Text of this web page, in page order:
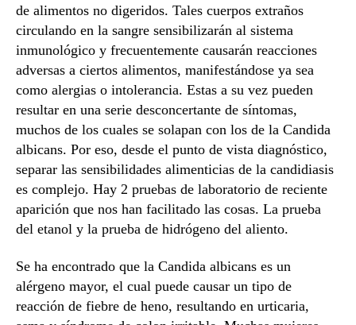
de alimentos no digeridos. Tales cuerpos extraños
circulando en la sangre sensibilizarán al sistema
inmunológico y frecuentemente causarán reacciones
adversas a ciertos alimentos, manifestándose ya sea
como alergias o intolerancia. Estas a su vez pueden
resultar en una serie desconcertante de síntomas,
muchos de los cuales se solapan con los de la Candida
albicans. Por eso, desde el punto de vista diagnóstico,
separar las sensibilidades alimenticias de la candidiasis
es complejo. Hay 2 pruebas de laboratorio de reciente
aparición que nos han facilitado las cosas. La prueba
del etanol y la prueba de hidrógeno del aliento.
Se ha encontrado que la Candida albicans es un
alérgeno mayor, el cual puede causar un tipo de
reacción de fiebre de heno, resultando en urticaria,